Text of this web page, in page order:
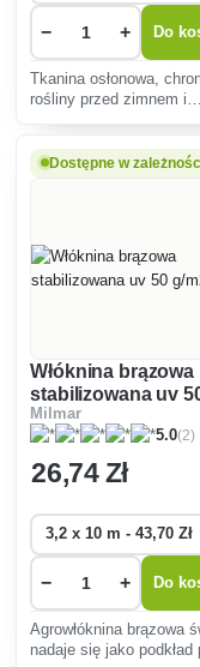
− + Do
Tkanina osłonowa,
rośliny przed zimnem i
Dostępne w
Włóknina brązowa
stabilizowana uv
g/m2
Milmar
5.0(2)
26,74 Zł
− + Do
Agrowłóknina brązowa
nadaje się jako podkład